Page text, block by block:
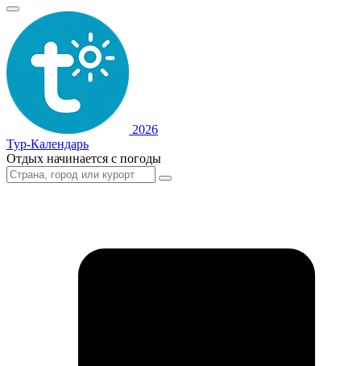
2026
Тур-Календарь
Отдых начинается с погоды